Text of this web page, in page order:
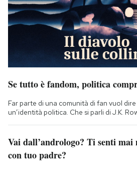
Se tutto è fandom, politica
Far parte di una comunità di fan vuol
un’identità politica. Che si parli di J.K.
Vai dall’andrologo? Ti senti mai
con tuo padre?